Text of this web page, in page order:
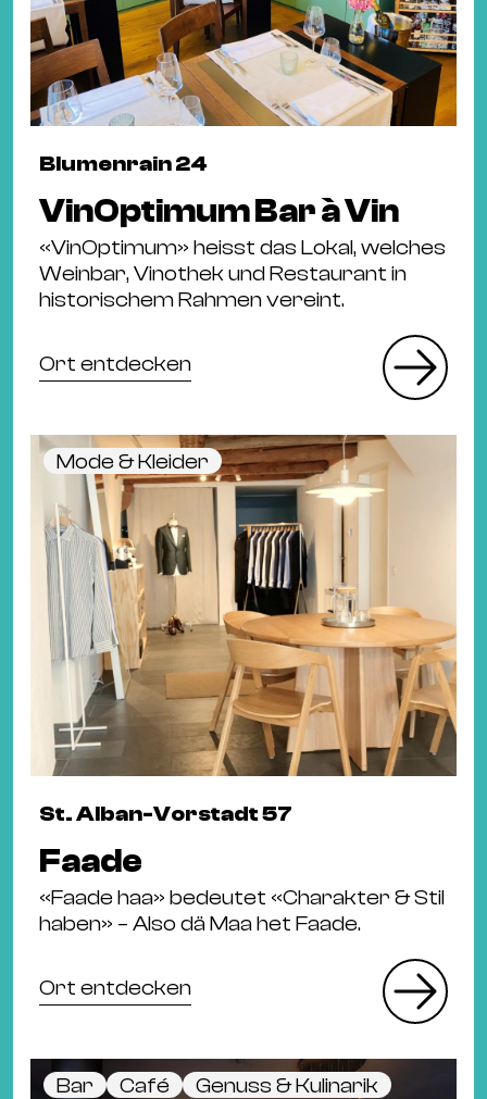
Blumenrain 24
VinOptimum Bar à Vin
«VinOptimum» heisst das Lokal, welches
Weinbar, Vinothek und Restaurant in
historischem Rahmen vereint.
Ort entdecken
Mode & Kleider
St. Alban-Vorstadt 57
Faade
«Faade haa» bedeutet «Charakter & Stil
haben» – Also dä Maa het Faade.
Ort entdecken
Bar Café Genuss & Kulinarik